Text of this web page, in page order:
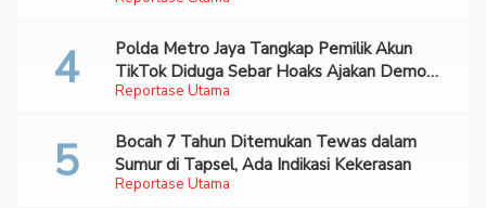
Reportase Utama
Polda Metro Jaya Tangkap Pemilik Akun
TikTok Diduga Sebar Hoaks Ajakan Demo
Turunkan Prabowo-Gibran
Reportase Utama
Bocah 7 Tahun Ditemukan Tewas dalam
Sumur di Tapsel, Ada Indikasi Kekerasan